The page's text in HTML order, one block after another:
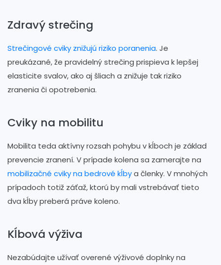
Zdravý strečing
Strečingové cviky znižujú riziko poranenia. Je
preukázané, že pravidelný strečing prispieva k lepšej
elasticite svalov, ako aj šliach a znižuje tak riziko
zranenia či opotrebenia.
Cviky na mobilitu
Mobilita teda aktívny rozsah pohybu v kĺboch je základ
prevencie zranení. V prípade kolena sa zamerajte na
mobilizačné cviky na bedrové kĺbya členky. V mnohých
prípadoch totiž záťaž, ktorú by mali vstrebávať tieto
dva kĺby preberá práve koleno.
Kĺbová výživa
Nezabúdajte užívať overené výživové doplnky na